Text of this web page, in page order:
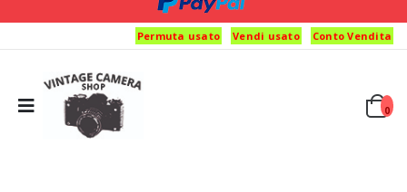
Permuta usato Vendi usato Conto Vendita
0